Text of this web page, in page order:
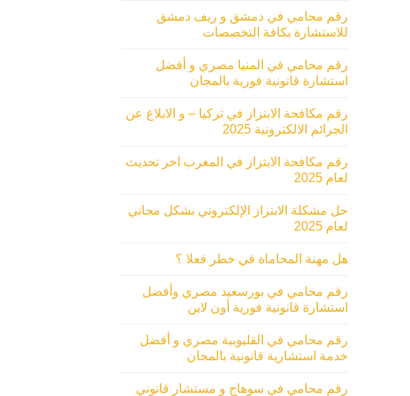
رقم محامي في دمشق و ريف دمشق
للاستشارة بكافة التخصصات
رقم محامي في المنيا مصري و أفضل
استشارة قانونية فورية بالمجان
رقم مكافحة الابتزاز في تركيا – و الابلاغ عن
الجرائم الالكترونية 2025
رقم مكافحة الابتزاز في المغرب اخر تحديث
لعام 2025
حل مشكلة الابتزاز الإلكتروني بشكل مجاني
لعام 2025
هل مهنة المحاماة في خطر فعلا ؟
رقم محامي في بورسعيد مصري وأفضل
استشارة قانونية فورية أون لاين
رقم محامي في القليوبية مصري و أفضل
خدمة استشارية قانونية بالمجان
رقم محامي في سوهاج و مستشار قانوني